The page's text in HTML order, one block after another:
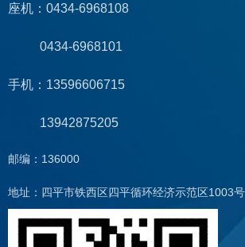
座机：0434-6968108
0434-6968101
手机：13596606715
13942875205
邮编：136000
地址：四平市铁西区四平循环经济示范区1003号